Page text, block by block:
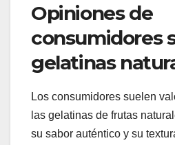
Opiniones de
consumidores
gelatinas
Los consumidores suelen
las gelatinas de frutas
su sabor auténtico y su